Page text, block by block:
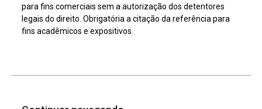
para fins comerciais sem a autorização dos detentores
legais do direito. Obrigatória a citação da referência para
fins acadêmicos e expositivos.